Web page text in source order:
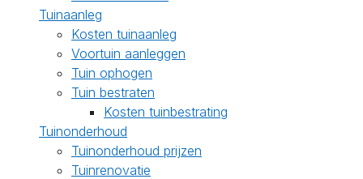
Tuinaanleg
Kosten tuinaanleg
Voortuin aanleggen
Tuin ophogen
Tuin bestraten
Kosten tuinbestrating
Tuinonderhoud
Tuinonderhoud prijzen
Tuinrenovatie